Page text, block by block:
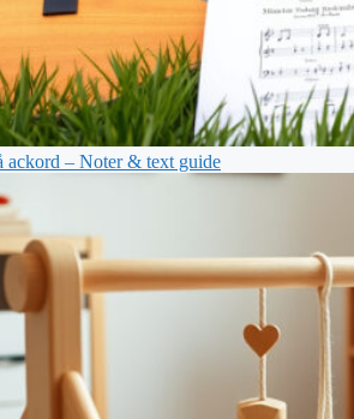
ackord – Noter & text guide